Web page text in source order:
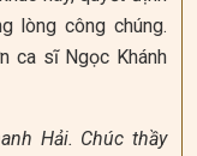
lòng công chúng.
ca sĩ Ngọc Khánh
Hải. Chúc thầy